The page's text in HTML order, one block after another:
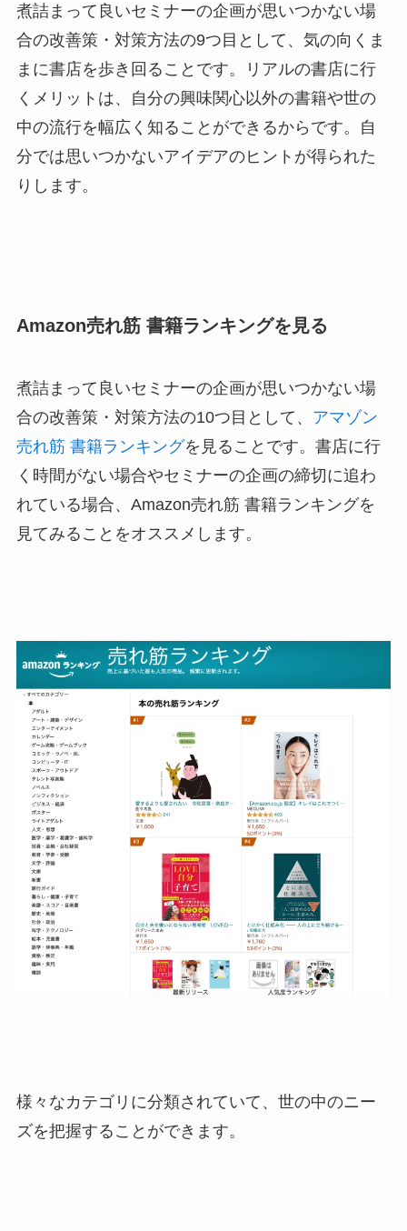
煮詰まって良いセミナーの企画が思いつかない場
合の改善策・対策方法の9つ目として、気の向くま
まに書店を歩き回ることです。リアルの書店に行
くメリットは、自分の興味関心以外の書籍や世の
中の流行を幅広く知ることができるからです。自
分では思いつかないアイデアのヒントが得られた
りします。
Amazon売れ筋 書籍ランキングを見る
煮詰まって良いセミナーの企画が思いつかない場
合の改善策・対策方法の10つ目として、 アマゾン
売れ筋 書籍ランキングを見ることです。書店に行
く時間がない場合やセミナーの企画の締切に追わ
れている場合、Amazon売れ筋 書籍ランキングを
見てみることをオススメします。
様々なカテゴリに分類されていて、世の中のニー
ズを把握することができます。